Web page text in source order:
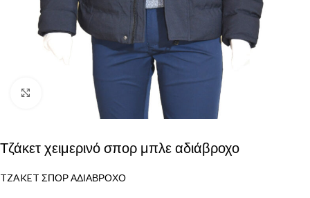
Click to enlarge
Τζάκετ χειμερινό σπορ μπλε αδιάβροχο
TZAKET ΣΠΟΡ ΑΔΙΑΒΡΟΧΟ